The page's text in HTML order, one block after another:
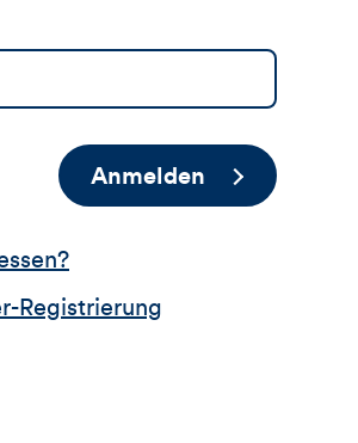
Anmelden
Registrierung